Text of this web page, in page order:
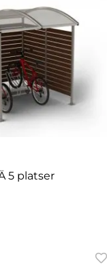
5 platser